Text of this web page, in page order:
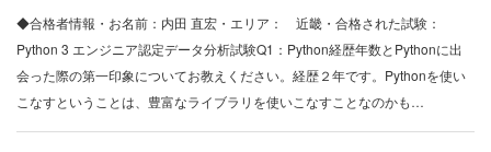
◆合格者情報・お名前：内田 直宏・エリア： 近畿・合格された試験：
Python 3 エンジニア認定データ分析試験Q1：Python経歴年数とPythonに出
会った際の第一印象についてお教えください。経歴２年です。Pythonを使い
こなすということは、豊富なライブラリを使いこなすことなのかも…